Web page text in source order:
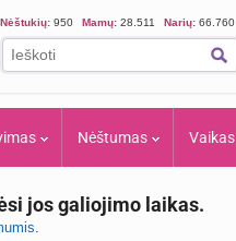
Nėštukių: 950 Mamų: 28.511 Narių: 66.760
Nėštumas Vaikas
jos galiojimo laikas.
.